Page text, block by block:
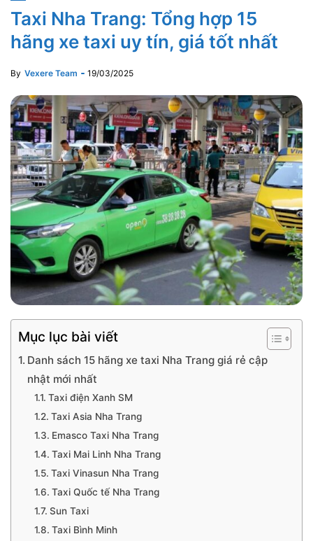
Taxi Nha Trang: Tổng hợp 15
hãng xe taxi uy tín, giá tốt nhất
By Vexere Team 19/03/2025
Mục lục bài viết
Danh sách 15 hãng xe taxi Nha Trang giá rẻ cập
nhật mới nhất
Taxi điện Xanh SM
Taxi Asia Nha Trang
Emasco Taxi Nha Trang
Taxi Mai Linh Nha Trang
Taxi Vinasun Nha Trang
Taxi Quốc tế Nha Trang
Sun Taxi
Taxi Bình Minh